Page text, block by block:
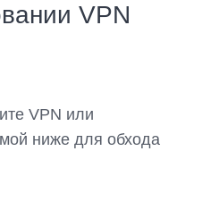
VPN
VPN или
ниже для обхода